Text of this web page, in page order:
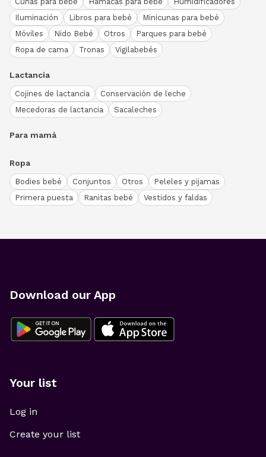
Iluminación
Libros para bebé
Minicunas para bebé
Móviles
Nido Bebé Otros
Parques para bebé
Ropa de cama
Tronas Vigilabebés
Lactancia
Cojines de lactancia
Conservación de leche
Mecedoras de lactancia
Sacaleches
Para mamá
Ropa
Bodies bebé Conjuntos Otros
Peleles y pijamas
Primera puesta
Ranitas bebé Vestidos y faldas
Download our App
Your list
Log in
Create your list